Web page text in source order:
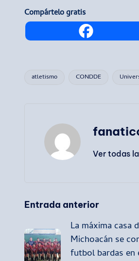
Compártelo gratis
atletismo CONDDE
Ver todas
Navegación
de
Entrada anterior
La máxima casa
Michoacán se
futbol bardas en